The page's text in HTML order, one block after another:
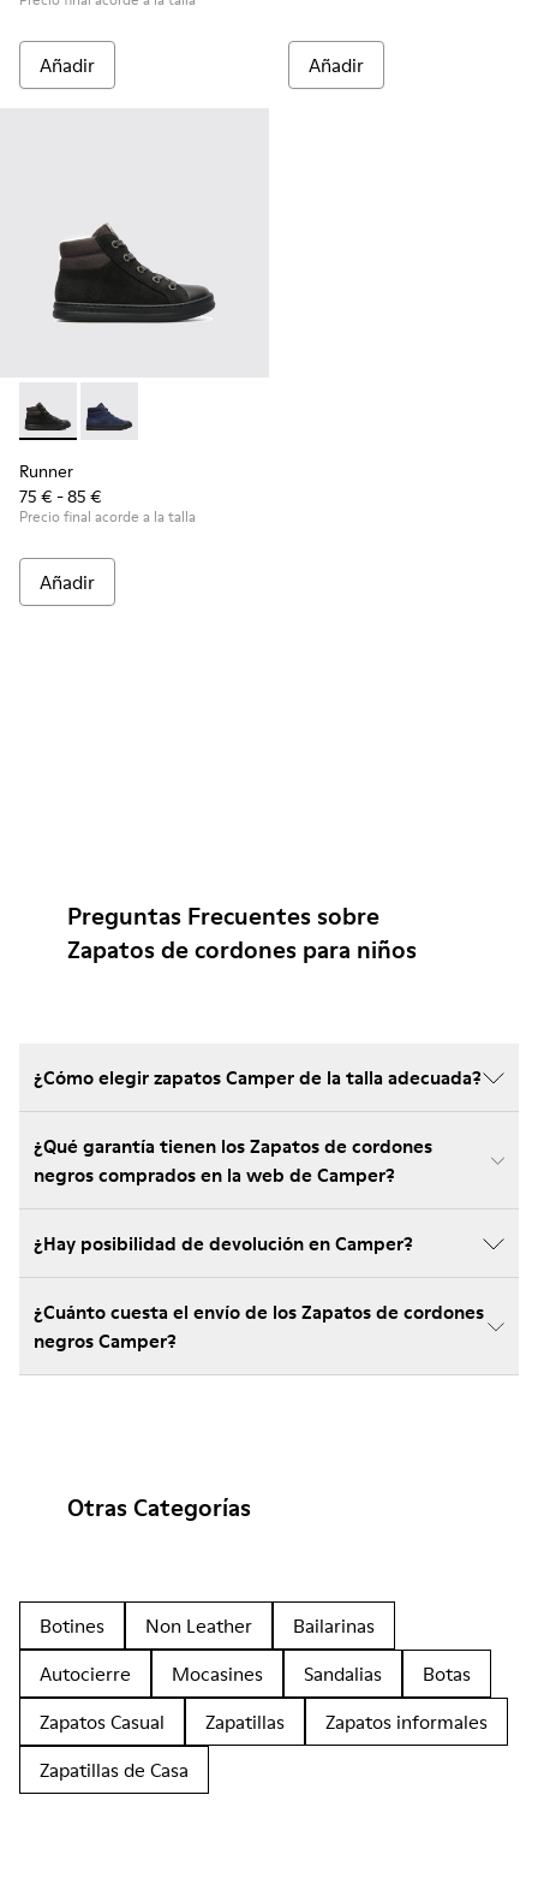
Añadir Añadir
Runner - K900128-003 - Black
Runner - K900128-004
Runner
75 € - 85 €
Precio final acorde a la talla
Añadir
Preguntas Frecuentes sobre
Zapatos de cordones para niños
¿Cómo elegir zapatos Camper de la talla adecuada?
¿Qué garantía tienen los Zapatos de cordones
negros comprados en la web de Camper?
¿Hay posibilidad de devolución en Camper?
¿Cuánto cuesta el envío de los Zapatos de cordones
negros Camper?
Otras Categorías
Botines Non Leather
Bailarinas
Autocierre
Mocasines Sandalias
Botas
Zapatos Casual
Zapatillas
Zapatos informales
Zapatillas de Casa